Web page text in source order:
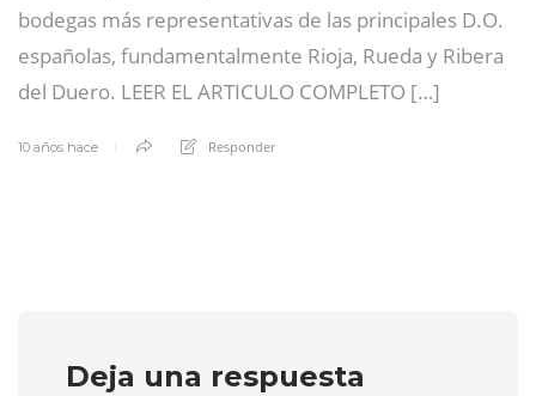
bodegas más representativas de las principales D.O.
españolas, fundamentalmente Rioja, Rueda y Ribera
del Duero. LEER EL ARTICULO COMPLETO […]
10 años hace Responder
Deja una respuesta